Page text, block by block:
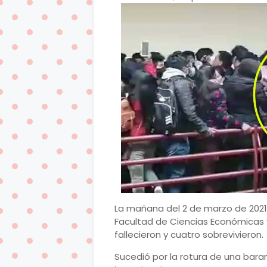
La mañana del 2 de marzo de
Facultad de Ciencias
fallecieron y cuatro sobrevivieron.
Sucedió por la rotura de una